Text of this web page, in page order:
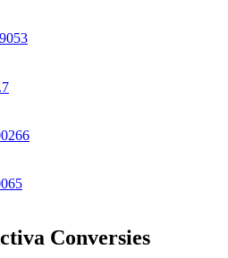
beloningen
Conversies